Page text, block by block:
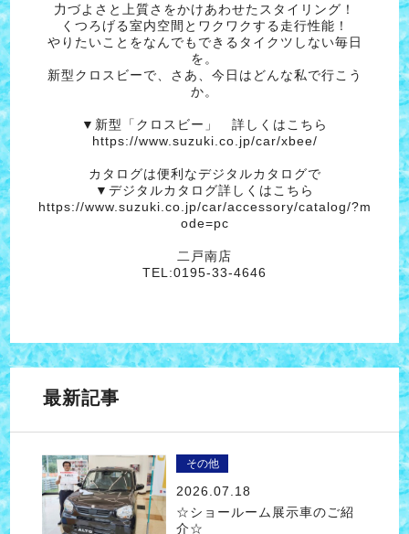
力づよさと上質さをかけあわせたスタイリング！
くつろげる室内空間とワクワクする走行性能！
やりたいことをなんでもできるタイクツしない毎日
を。
新型クロスビーで、さあ、今日はどんな私で行こう
か。
▼新型「クロスビー」 詳しくはこちら
https://www.suzuki.co.jp/car/xbee/
カタログは便利なデジタルカタログで
▼デジタルカタログ詳しくはこちら
https://www.suzuki.co.jp/car/accessory/catalog/?m
ode=pc
二戸南店
TEL:0195-33-4646
最新記事
その他
2026.07.18
☆ショールーム展示車のご紹
介☆